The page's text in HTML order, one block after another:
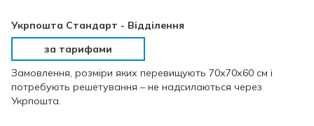
Укрпошта Стандарт - Відділення
за тарифами
Замовлення, розміри яких перевищують 70х70х60 см і
потребують решетування – не надсилаються через
Укрпошта.